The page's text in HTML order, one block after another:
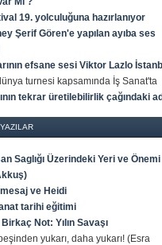
19. yolculuğuna hazırlanıyor
Şerif Gören'e yapılan ayıba ses
efsane sesi Viktor Lazlo
turnesi kapsamında İş Sanat'ta
tekrar üretilebilirlik çağındaki
Saglığı Üzerindeki Yeri ve Önemi
ve Heidi
tarihi eğitimi
Not: Yılın Savaşı
yukarı, daha yukarı! (Esra